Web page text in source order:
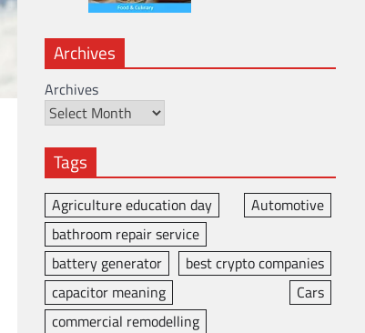
Archives
Archives
Tags
Agriculture education day
Automotive
bathroom repair service
battery generator
best crypto companies
capacitor meaning
Cars
commercial remodelling